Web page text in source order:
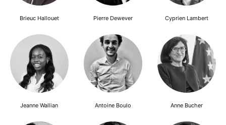
Brieuc Hallouet Pierre Dewever Cyprien Lambert
Jeanne Wallian Antoine Boulo Anne Bucher